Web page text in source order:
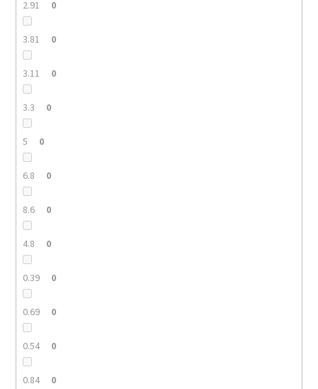
2.91 0
3.81 0
3.11 0
3.3 0
5 0
6.8 0
8.6 0
4.8 0
0.39 0
0.69 0
0.54 0
0.84 0